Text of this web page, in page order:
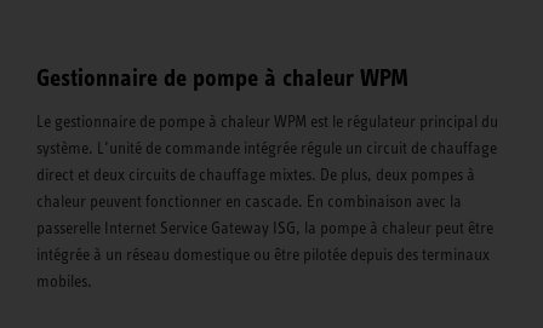
Gestionnaire de pompe à chaleur WPM
Le gestionnaire de pompe à chaleur WPM est le régulateur principal du
système. L’unité de commande intégrée régule un circuit de chauffage
direct et deux circuits de chauffage mixtes. De plus, deux pompes à
chaleur peuvent fonctionner en cascade. En combinaison avec la
passerelle Internet Service Gateway ISG, la pompe à chaleur peut être
intégrée à un réseau domestique ou être pilotée depuis des terminaux
mobiles.